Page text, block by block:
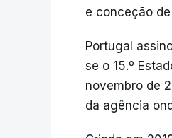
e conceção
Portugal
se o 15.º
novembro de
da agência